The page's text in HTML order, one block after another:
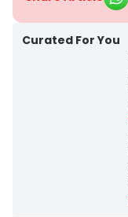
Curated For You